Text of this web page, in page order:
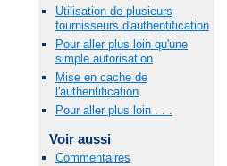
Utilisation de plusieurs
fournisseurs d'authentification
Pour aller plus loin qu'une
simple autorisation
Mise en cache de
l'authentification
Pour aller plus loin . . .
Voir aussi
Commentaires